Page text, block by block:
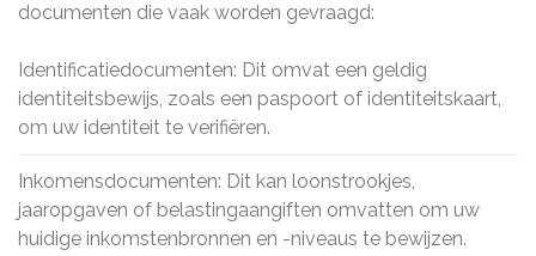
documenten die vaak worden gevraagd:
Identificatiedocumenten: Dit omvat een geldig
identiteitsbewijs, zoals een paspoort of identiteitskaart,
om uw identiteit te verifiëren.
Inkomensdocumenten: Dit kan loonstrookjes,
jaaropgaven of belastingaangiften omvatten om uw
huidige inkomstenbronnen en -niveaus te bewijzen.